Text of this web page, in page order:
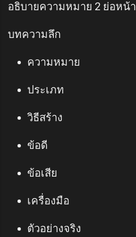
อธิบายความหมาย 2 ย่อหน้า
บทความลึก
ความหมาย
ประเภท
วิธีสร้าง
ข้อดี
ข้อเสีย
เครื่องมือ
ตัวอย่างจริง